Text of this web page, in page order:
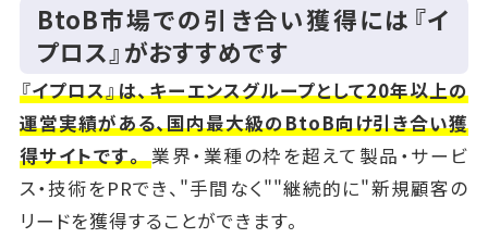
BtoB市場での引き合い獲得には『イ
プロス』がおすすめです
『イプロス』は、キーエンスグループとして20年以上の
運営実績がある、国内最大級のBtoB向け引き合い獲
得サイトです。業界・業種の枠を超えて製品・サービ
ス・技術をPRでき、"手間なく""継続的に"新規顧客の
リードを獲得することができます。